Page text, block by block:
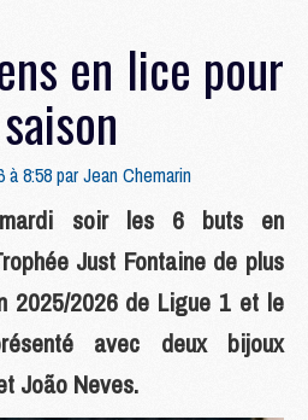
en lice pour
à 8:58 parJean Chemarin
soir les 6 buts en
Just Fontaine de plus
2025/2026 de Ligue 1 et le
avec deux bijoux
João Neves.